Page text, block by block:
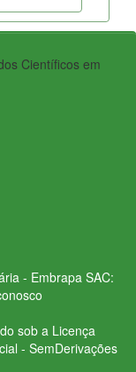
- Embrapa SAC:
sob a Licença
- SemDerivações